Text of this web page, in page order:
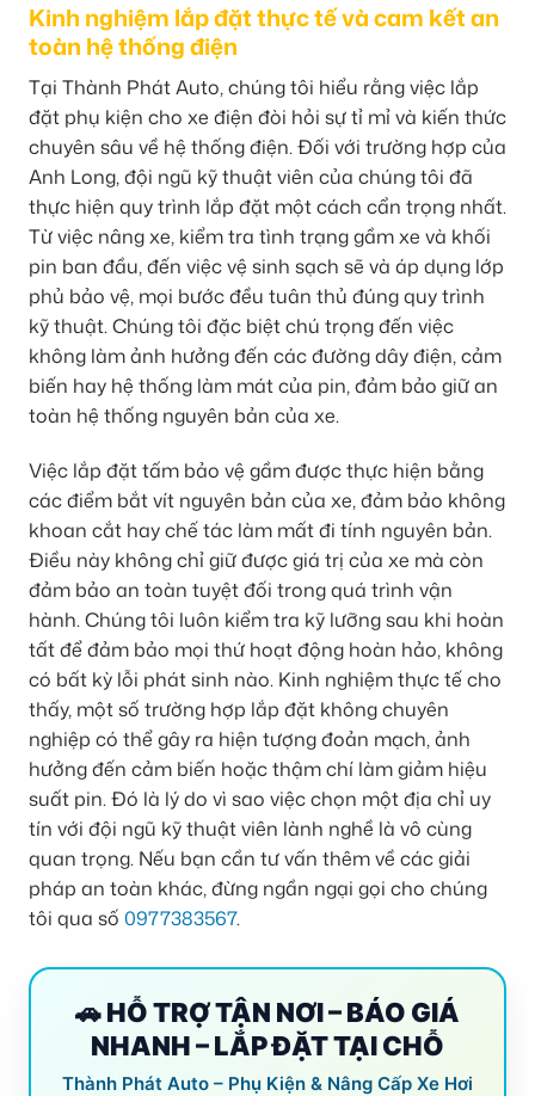
Kinh nghiệm lắp đặt thực tế và cam kết an
toàn hệ thống điện
Tại Thành Phát Auto, chúng tôi hiểu rằng việc lắp
đặt phụ kiện cho xe điện đòi hỏi sự tỉ mỉ và kiến thức
chuyên sâu về hệ thống điện. Đối với trường hợp của
Anh Long, đội ngũ kỹ thuật viên của chúng tôi đã
thực hiện quy trình lắp đặt một cách cẩn trọng nhất.
Từ việc nâng xe, kiểm tra tình trạng gầm xe và khối
pin ban đầu, đến việc vệ sinh sạch sẽ và áp dụng lớp
phủ bảo vệ, mọi bước đều tuân thủ đúng quy trình
kỹ thuật. Chúng tôi đặc biệt chú trọng đến việc
không làm ảnh hưởng đến các đường dây điện, cảm
biến hay hệ thống làm mát của pin, đảm bảo giữ an
toàn hệ thống nguyên bản của xe.
Việc lắp đặt tấm bảo vệ gầm được thực hiện bằng
các điểm bắt vít nguyên bản của xe, đảm bảo không
khoan cắt hay chế tác làm mất đi tính nguyên bản.
Điều này không chỉ giữ được giá trị của xe mà còn
đảm bảo an toàn tuyệt đối trong quá trình vận
hành. Chúng tôi luôn kiểm tra kỹ lưỡng sau khi hoàn
tất để đảm bảo mọi thứ hoạt động hoàn hảo, không
có bất kỳ lỗi phát sinh nào. Kinh nghiệm thực tế cho
thấy, một số trường hợp lắp đặt không chuyên
nghiệp có thể gây ra hiện tượng đoản mạch, ảnh
hưởng đến cảm biến hoặc thậm chí làm giảm hiệu
suất pin. Đó là lý do vì sao việc chọn một địa chỉ uy
tín với đội ngũ kỹ thuật viên lành nghề là vô cùng
quan trọng. Nếu bạn cần tư vấn thêm về các giải
pháp an toàn khác, đừng ngần ngại gọi cho chúng
tôi qua số 0977383567.
🚗 HỖ TRỢ TẬN NƠI – BÁO GIÁ
NHANH – LẮP ĐẶT TẠI CHỖ
Thành Phát Auto – Phụ Kiện & Nâng Cấp Xe Hơi